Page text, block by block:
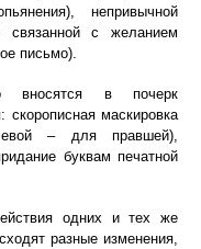
непривычной
связанной с желанием
письмо).
вносятся в почерк
скорописная маскировка
– для правшей),
буквам печатной
одних и тех же
разные изменения,